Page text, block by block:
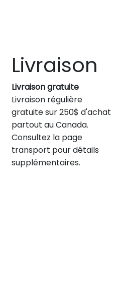
Livraison
Livraison gratuite
Livraison régulière
gratuite sur 250$ d'achat
partout au Canada.
Consultez la page
transport pour détails
supplémentaires.